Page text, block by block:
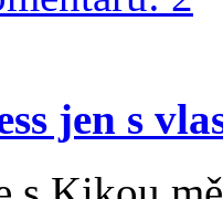
jen s